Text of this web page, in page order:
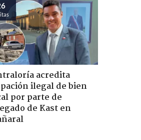
acredita
ilegal de bien
por parte de
de Kast en